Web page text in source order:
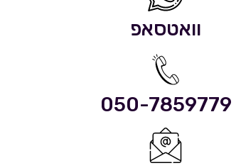
וואטסאפ
050-7859779